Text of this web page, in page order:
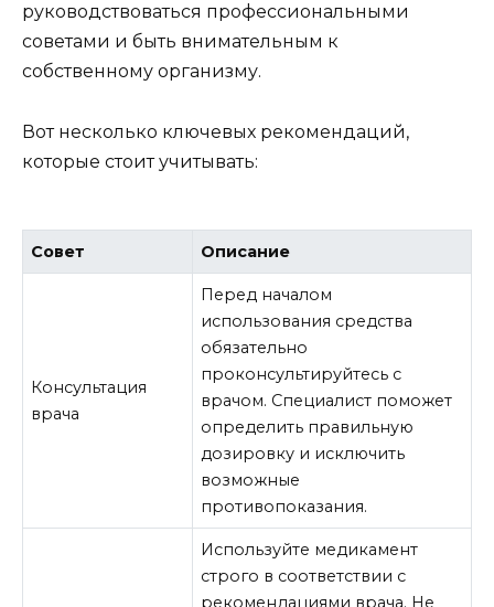
руководствоваться профессиональными
советами и быть внимательным к
собственному организму.
Вот несколько ключевых рекомендаций,
которые стоит учитывать:
Совет Описание
Консультация
врача
Перед началом
использования средства
обязательно
проконсультируйтесь с
врачом. Специалист поможет
определить правильную
дозировку и исключить
возможные
противопоказания.
Используйте медикамент
строго в соответствии с